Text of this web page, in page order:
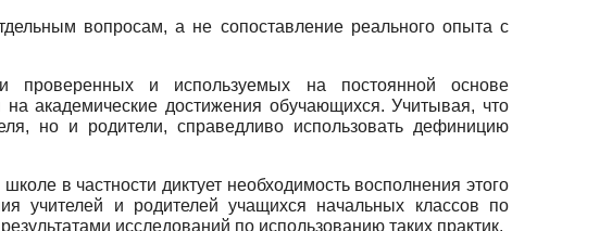
вопросам, а не сопоставление реального опыта с
проверенных и используемых на постоянной основе
академические достижения обучающихся. Учитывая, что
но и родители, справедливо использовать дефиницию
в частности диктует необходимость восполнения этого
учителей и родителей учащихся начальных классов по
исследований по использованию таких практик.